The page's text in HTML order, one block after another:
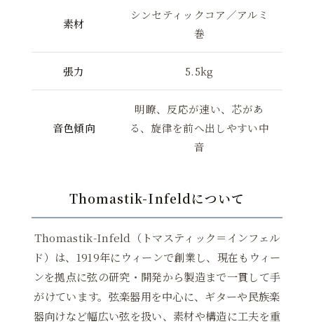
素材
シンセティックコア／アルミ
巻
張力 5.5kg
音色傾向
明瞭、反応が速い、芯があ
る、旋律を前へ出しやすい中
音
Thomastik-Infeldについて
Thomastik-Infeld（トマスティック＝インフェル
ド）は、1919年にウィーンで創業し、現在もウィー
ンを拠点に弦の研究・開発から製造まで一貫して手
がけています。弦楽器用を中心に、ギターや民族楽
器向けなど幅広い弦を扱い、素材や構造に工夫を重